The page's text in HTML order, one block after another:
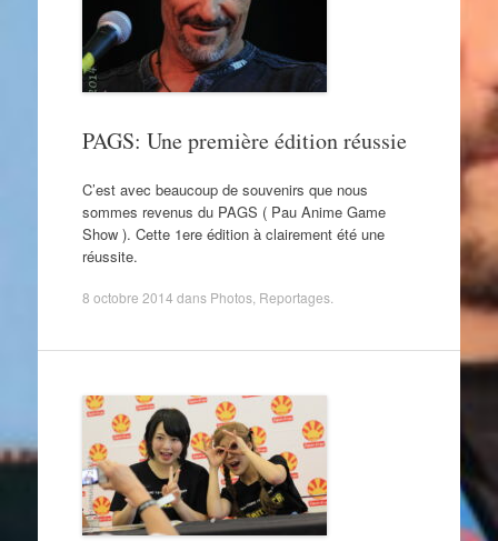
PAGS: Une première édition réussie
C’est avec beaucoup de souvenirs que nous
sommes revenus du PAGS ( Pau Anime Game
Show ). Cette 1ere édition à clairement été une
réussite.
8 octobre 2014 dans Photos, Reportages.